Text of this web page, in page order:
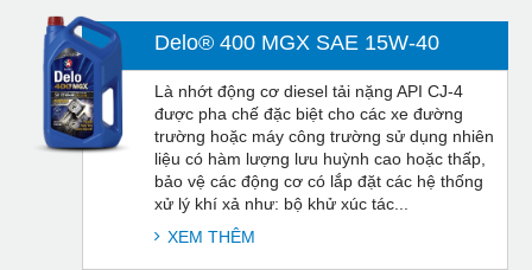
Delo® 400 MGX SAE 15W-40
Là nhớt động cơ diesel tải nặng API CJ-4
được pha chế đặc biệt cho các xe đường
trường hoặc máy công trường sử dụng nhiên
liệu có hàm lượng lưu huỳnh cao hoặc thấp,
bảo vệ các động cơ có lắp đặt các hệ thống
xử lý khí xả như: bộ khử xúc tác...
XEM THÊM